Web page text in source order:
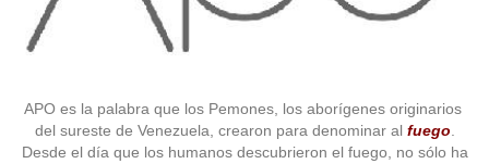
APO es la palabra que los Pemones, los aborígenes originarios
del sureste de Venezuela, crearon para denominar al fuego.
Desde el día que los humanos descubrieron el fuego, no sólo ha